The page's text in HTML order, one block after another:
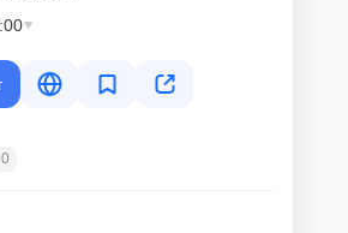
свой гаджет в этот же день. При
на ремонт только после
запчастей и стоимости ремонта с
после завершения работ.
0